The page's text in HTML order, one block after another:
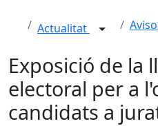
Actualitat
Exposició de la
electoral per a
candidats a